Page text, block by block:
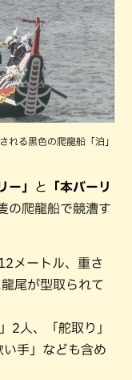
れる黒色の爬龍船「泊」
ー」 と
「本バーリ
の爬龍船で競漕す
メートル、重さ
尾が型取られて
2人、「舵取り」
手」なども含め